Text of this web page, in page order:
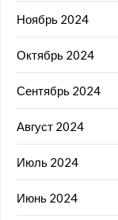
Ноябрь 2024
Октябрь 2024
Сентябрь 2024
Август 2024
Июль 2024
Июнь 2024